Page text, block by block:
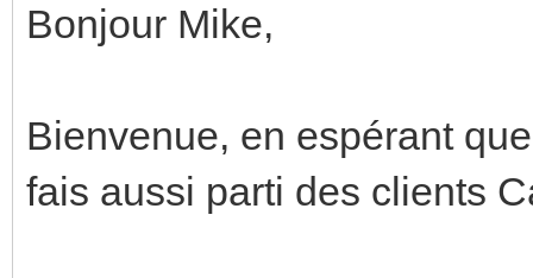
Bonjour Mike,
Bienvenue, en espérant
fais aussi parti des clients